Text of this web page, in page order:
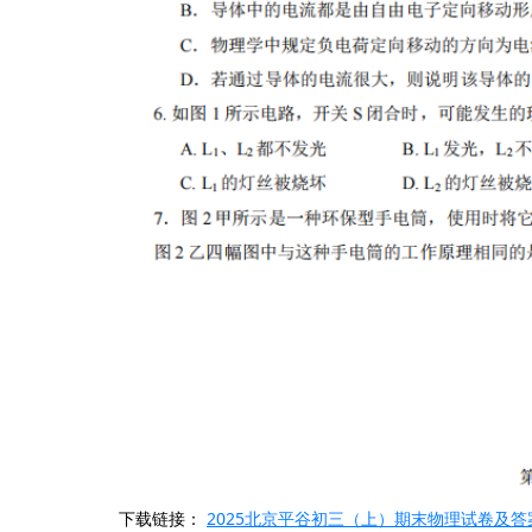
下载链接： 2025北京平谷初三（上）期末物理试卷及